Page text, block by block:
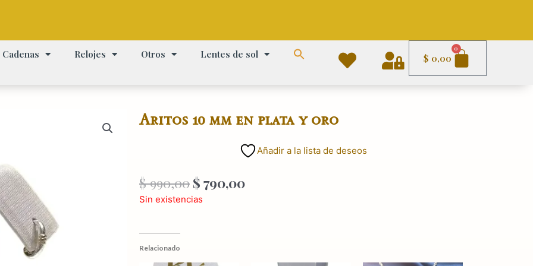
Cadenas Relojes Otros Lentes de sol $ 0,00
0
Carrito
Aritos 10 mm en plata y oro
Añadir a la lista de deseos
$990,00 El
precio
$ 790,00El
Sin existencias
Relacionado